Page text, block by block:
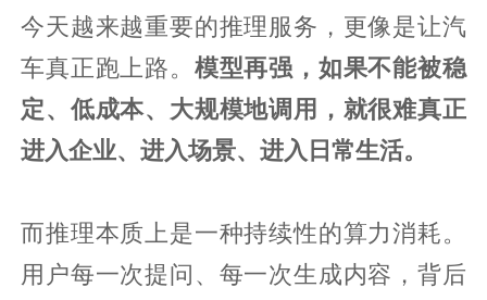
今天越来越重要的推理服务，更像是让汽
车真正跑上路。 模型再强，如果不能被稳
定、低成本、大规模地调用，就很难真正
进入企业、进入场景、进入日常生活。
而推理本质上是一种持续性的算力消耗。
用户每一次提问、每一次生成内容，背后